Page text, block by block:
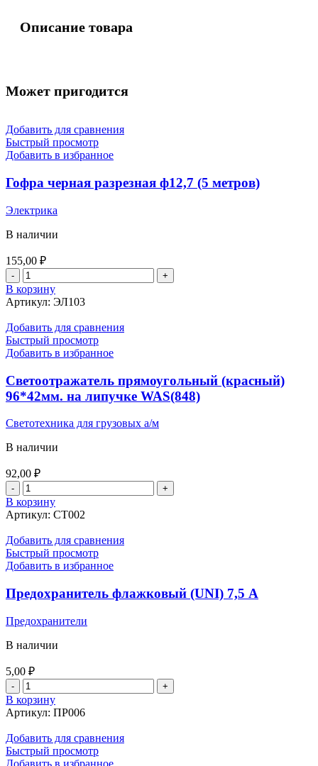
Описание товара
Может пригодится
Добавить для сравнения
Быстрый просмотр
Добавить в избранное
Гофра черная разрезная ф12,7 (5 метров)
Электрика
В наличии
155,00 ₽
Количество
товара
Гофра
черная
разрезная
ф12,7
(5
В корзину
Артикул: ЭЛ103
Добавить для сравнения
Быстрый просмотр
Добавить в избранное
Светоотражатель прямоугольный (красный)
96*42мм. на липучке WAS(848)
Светотехника для грузовых а/м
В наличии
92,00 ₽
Количество
товара
Светоотражатель
прямоугольный
(красный)
96*42мм.
на
В корзину
Артикул: СТ002
Добавить для сравнения
Быстрый просмотр
Добавить в избранное
Предохранитель флажковый (UNI) 7,5 А
Предохранители
В наличии
5,00 ₽
Количество
товара
Предохранитель
флажковый
(UNI)
7,5
А
В корзину
Артикул: ПР006
Добавить для сравнения
Быстрый просмотр
Добавить в избранное